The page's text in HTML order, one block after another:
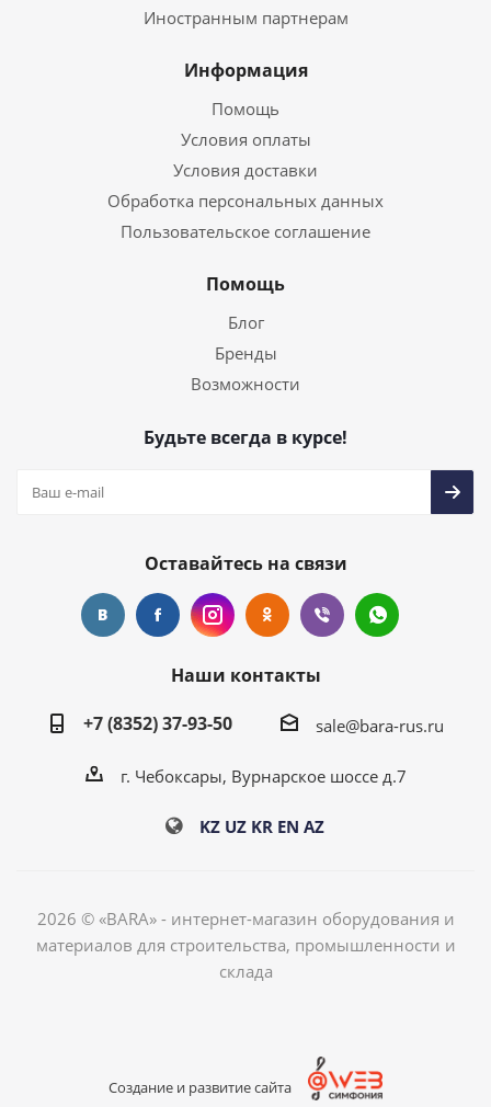
Иностранным партнерам
Информация
Помощь
Условия оплаты
Условия доставки
Обработка персональных данных
Пользовательское соглашение
Помощь
Блог
Бренды
Возможности
Будьте всегда в курсе!
Оставайтесь на связи
Наши контакты
+7 (8352) 37-93-50
sale@bara-rus.ru
г. Чебоксары, Вурнарское шоссе д.7
KZ UZ KR EN AZ
2026 © «BARA» - интернет-магазин оборудования и
материалов для строительства, промышленности и
склада
Создание и развитие сайта